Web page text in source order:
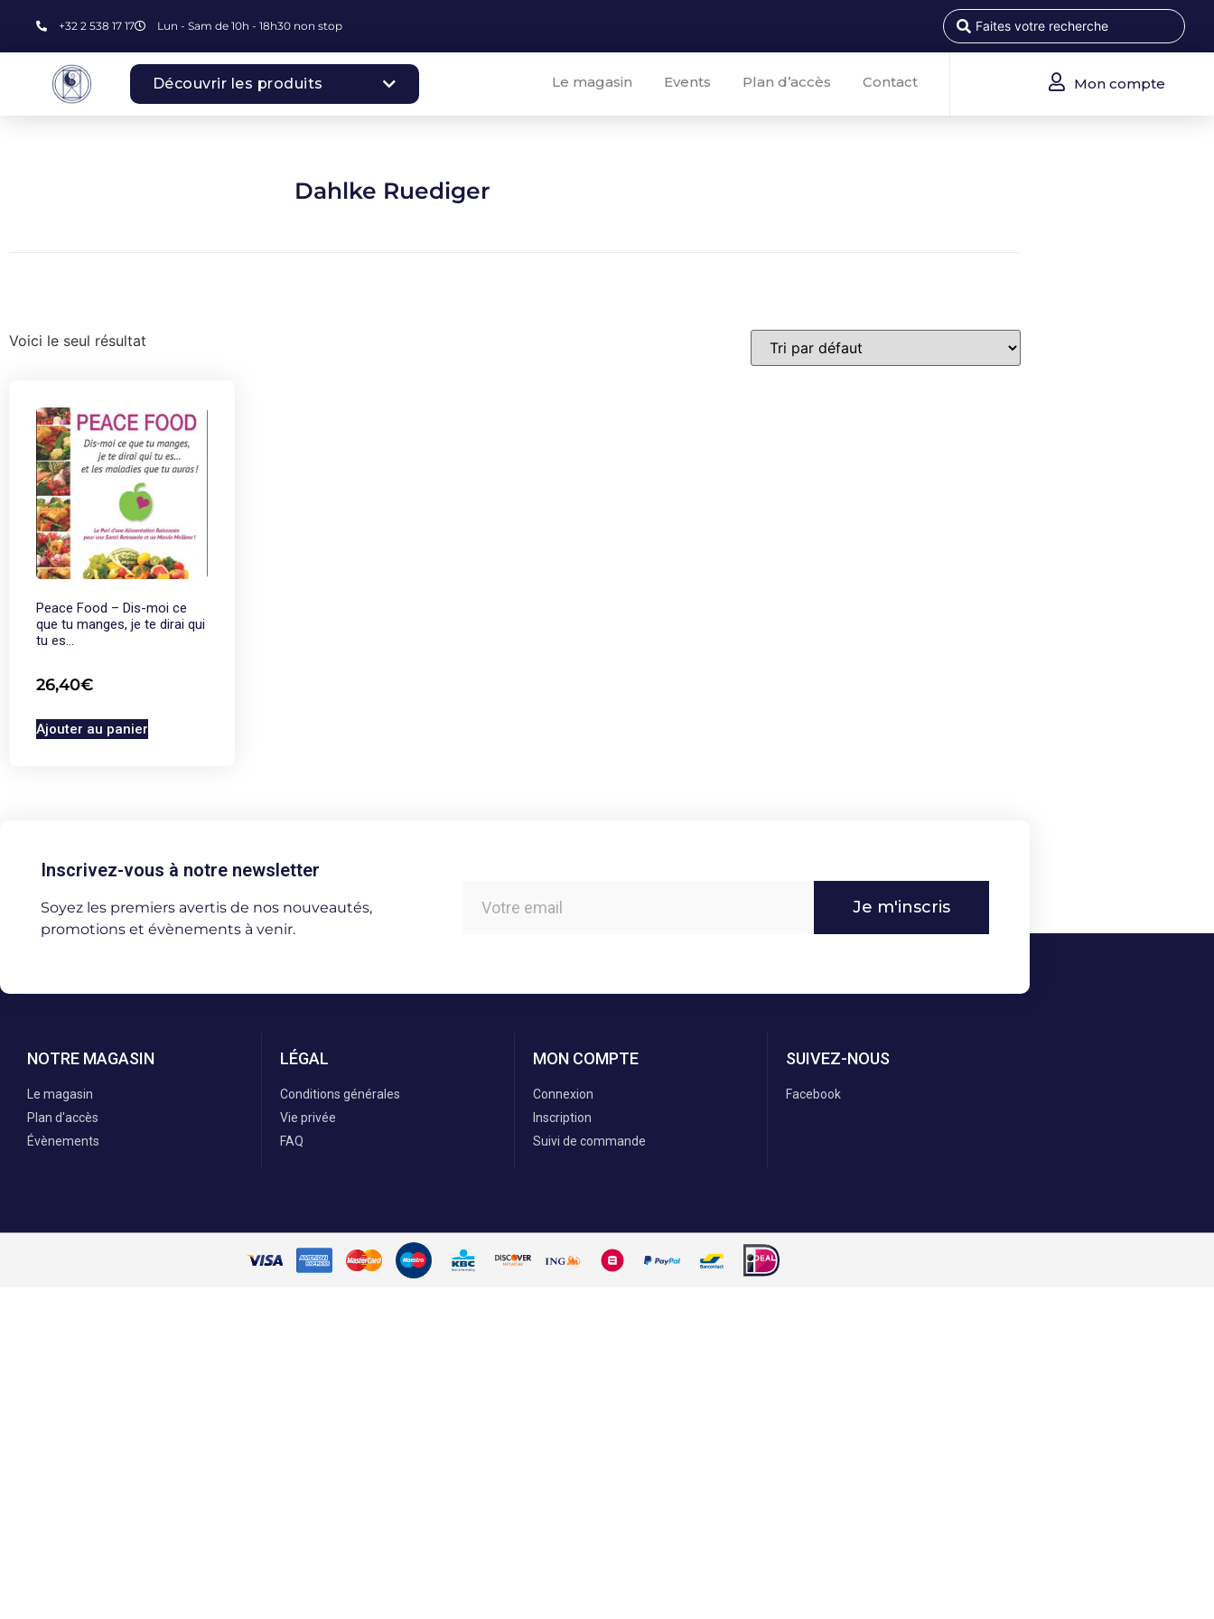
+32 2 538 17 17 Lun - Sam de 10h - 18h30 non stop
Découvrir les produits Le magasin Events Plan d’accès Contact Mon compte
Dahlke Ruediger
Voici le seul résultat
Peace Food – Dis-moi ce
que tu manges, je te dirai qui
tu es…
26,40€
Ajouter au panier
Inscrivez-vous à notre newsletter
Soyez les premiers avertis de nos nouveautés,
promotions et évènements à venir.
Je m'inscris
NOTRE MAGASIN
Le magasin
Plan d'accès
Évènements
LÉGAL
Conditions générales
Vie privée
FAQ
MON COMPTE
Connexion
Inscription
Suivi de commande
SUIVEZ-NOUS
Facebook